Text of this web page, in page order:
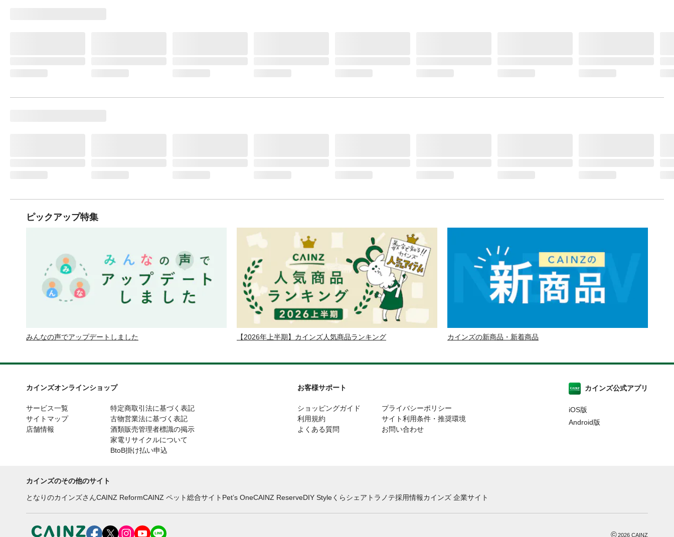
ピックアップ特集
みんなの声でアップデートしました 【2026年上半期】カインズ人気商品ランキング カインズの新商品・新着商品
カインズオンラインショップ
サービス一覧
サイトマップ
店舗情報
特定商取引法に基づく表記
古物営業法に基づく表記
酒類販売管理者標識の掲示
家電リサイクルについて
BtoB掛け払い申込
お客様サポート
ショッピングガイド
利用規約
よくある質問
プライバシーポリシー
サイト利用条件・推奨環境
お問い合わせ
カインズ公式アプリ
iOS版
Android版
カインズのその他のサイト
となりのカインズさんCAINZ ReformCAINZ ペット総合サイト Pet’s OneCAINZ ReserveDIY Styleくらシェア トラノテ採用情報カインズ 企業サイト
©2026 CAINZ